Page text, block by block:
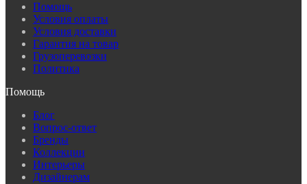
Помощь
Условия оплаты
Условия доставки
Гарантия на товар
Грузоперевозки
Политика
Помощь
Блог
Вопрос-ответ
Бренды
Коллекции
Интерьеры
Дизайнерам